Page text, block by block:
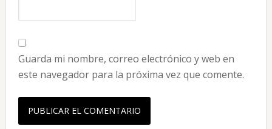
Guarda mi nombre, correo electrónico y web en
este navegador para la próxima vez que comente.